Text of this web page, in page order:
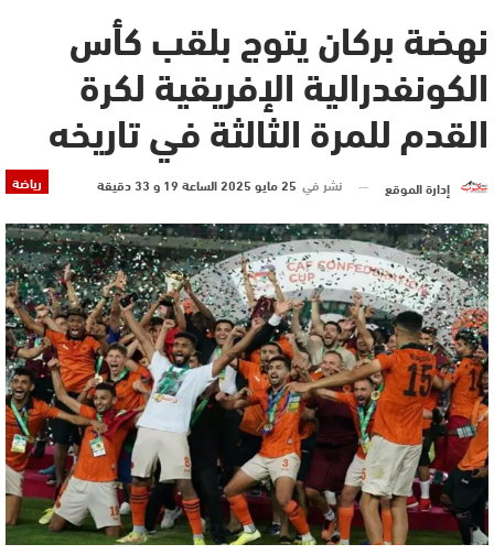
نهضة بركان يتوج بلقب كأس
الكونفدرالية الإفريقية لكرة
القدم للمرة الثالثة في تاريخه
رياضة إدارة الموقع نشر في 25 مايو 2025 الساعة 19 و 33 دقيقة